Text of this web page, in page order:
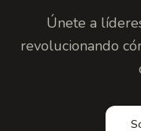
Únete a
revolucionando